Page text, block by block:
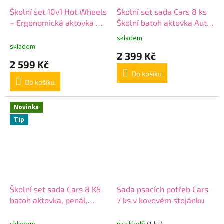
Školní set 10v1 Hot Wheels
– Ergonomická aktovka a
prvňáčka
skladem
2 599 Kč
Do košíku
Školní set sada Cars 8 ks
Školní batoh aktovka Auta
Cars, penál, sáček a
Průměrné
produktu
5,0
5
skladem
2 399 Kč
Do košíku
Novinka
Tip
Školní set sada Cars 8 KS
batoh aktovka, penál,
Sada psacích potřeb Cars
7 ks v kovovém stojánku